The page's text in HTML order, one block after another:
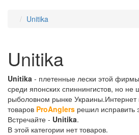
Unitika
Unitika
Unitika - плетенные лески этой
среди японских спиннингистов, но
рыболовном рынке
товаров ProAnglers решил исправить
Встречайте - Unitika.
В этой категории нет товаров.